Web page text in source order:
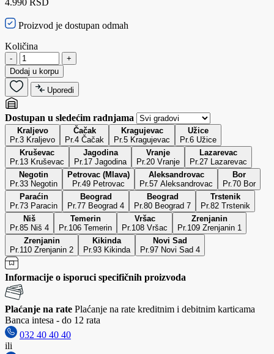
Proizvod je dostupan odmah
Količina
-
+
Dodaj u korpu
Uporedi
Dostupan u sledećim radnjama
Kraljevo
Pr.3 Kraljevo
Čačak
Pr.4 Čačak
Kragujevac
Pr.5 Kragujevac
Užice
Pr.6 Užice
Kruševac
Pr.13 Kruševac
Jagodina
Pr.17 Jagodina
Vranje
Pr.20 Vranje
Lazarevac
Pr.27 Lazarevac
Negotin
Pr.33 Negotin
Petrovac (Mlava)
Pr.49 Petrovac
Aleksandrovac
Pr.57 Aleksandrovac
Bor
Pr.70 Bor
Paraćin
Pr.73 Paracin
Beograd
Pr.77 Beograd 4
Beograd
Pr.80 Beograd 7
Trstenik
Pr.82 Trstenik
Niš
Pr.85 Niš 4
Temerin
Pr.106 Temerin
Vršac
Pr.108 Vršac
Zrenjanin
Pr.109 Zrenjanin 1
Zrenjanin
Pr.110 Zrenjanin 2
Kikinda
Pr.93 Kikinda
Novi Sad
Pr.97 Novi Sad 4
Informacije o isporuci specifičnih proizvoda
Plaćanje na rate Plaćanje na rate kreditnim i debitnim karticama
Banca intesa - do 12 rata
032 40 40 40
ili